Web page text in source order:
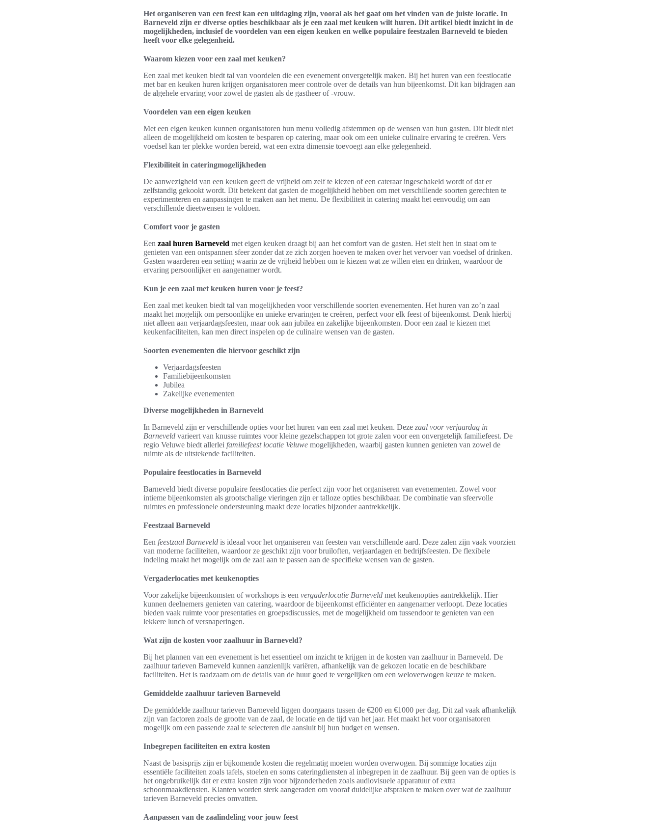
Het organiseren van een feest kan een uitdaging zijn, vooral als het gaat om het vinden van de juiste locatie. In
Barneveld zijn er diverse opties beschikbaar als je een zaal met keuken wilt huren. Dit artikel biedt inzicht in de
mogelijkheden, inclusief de voordelen van een eigen keuken en welke populaire feestzalen Barneveld te bieden
heeft voor elke gelegenheid.
Waarom kiezen voor een zaal met keuken?
Een zaal met keuken biedt tal van voordelen die een evenement onvergetelijk maken. Bij het huren van een feestlocatie
met bar en keuken huren krijgen organisatoren meer controle over de details van hun bijeenkomst. Dit kan bijdragen aan
de algehele ervaring voor zowel de gasten als de gastheer of -vrouw.
Voordelen van een eigen keuken
Met een eigen keuken kunnen organisatoren hun menu volledig afstemmen op de wensen van hun gasten. Dit biedt niet
alleen de mogelijkheid om kosten te besparen op catering, maar ook om een unieke culinaire ervaring te creëren. Vers
voedsel kan ter plekke worden bereid, wat een extra dimensie toevoegt aan elke gelegenheid.
Flexibiliteit in cateringmogelijkheden
De aanwezigheid van een keuken geeft de vrijheid om zelf te kiezen of een cateraar ingeschakeld wordt of dat er
zelfstandig gekookt wordt. Dit betekent dat gasten de mogelijkheid hebben om met verschillende soorten gerechten te
experimenteren en aanpassingen te maken aan het menu. De flexibiliteit in catering maakt het eenvoudig om aan
verschillende dieetwensen te voldoen.
Comfort voor je gasten
Een zaal huren Barneveld met eigen keuken draagt bij aan het comfort van de gasten. Het stelt hen in staat om te
genieten van een ontspannen sfeer zonder dat ze zich zorgen hoeven te maken over het vervoer van voedsel of drinken.
Gasten waarderen een setting waarin ze de vrijheid hebben om te kiezen wat ze willen eten en drinken, waardoor de
ervaring persoonlijker en aangenamer wordt.
Kun je een zaal met keuken huren voor je feest?
Een zaal met keuken biedt tal van mogelijkheden voor verschillende soorten evenementen. Het huren van zo’n zaal
maakt het mogelijk om persoonlijke en unieke ervaringen te creëren, perfect voor elk feest of bijeenkomst. Denk hierbij
niet alleen aan verjaardagsfeesten, maar ook aan jubilea en zakelijke bijeenkomsten. Door een zaal te kiezen met
keukenfaciliteiten, kan men direct inspelen op de culinaire wensen van de gasten.
Soorten evenementen die hiervoor geschikt zijn
Verjaardagsfeesten
Familiebijeenkomsten
Jubilea
Zakelijke evenementen
Diverse mogelijkheden in Barneveld
In Barneveld zijn er verschillende opties voor het huren van een zaal met keuken. Deze zaal voor verjaardag in
Barneveld varieert van knusse ruimtes voor kleine gezelschappen tot grote zalen voor een onvergetelijk familiefeest. De
regio Veluwe biedt allerlei familiefeest locatie Veluwe mogelijkheden, waarbij gasten kunnen genieten van zowel de
ruimte als de uitstekende faciliteiten.
Populaire feestlocaties in Barneveld
Barneveld biedt diverse populaire feestlocaties die perfect zijn voor het organiseren van evenementen. Zowel voor
intieme bijeenkomsten als grootschalige vieringen zijn er talloze opties beschikbaar. De combinatie van sfeervolle
ruimtes en professionele ondersteuning maakt deze locaties bijzonder aantrekkelijk.
Feestzaal Barneveld
Een feestzaal Barneveld is ideaal voor het organiseren van feesten van verschillende aard. Deze zalen zijn vaak voorzien
van moderne faciliteiten, waardoor ze geschikt zijn voor bruiloften, verjaardagen en bedrijfsfeesten. De flexibele
indeling maakt het mogelijk om de zaal aan te passen aan de specifieke wensen van de gasten.
Vergaderlocaties met keukenopties
Voor zakelijke bijeenkomsten of workshops is een vergaderlocatie Barneveld met keukenopties aantrekkelijk. Hier
kunnen deelnemers genieten van catering, waardoor de bijeenkomst efficiënter en aangenamer verloopt. Deze locaties
bieden vaak ruimte voor presentaties en groepsdiscussies, met de mogelijkheid om tussendoor te genieten van een
lekkere lunch of versnaperingen.
Wat zijn de kosten voor zaalhuur in Barneveld?
Bij het plannen van een evenement is het essentieel om inzicht te krijgen in de kosten van zaalhuur in Barneveld. De
zaalhuur tarieven Barneveld kunnen aanzienlijk variëren, afhankelijk van de gekozen locatie en de beschikbare
faciliteiten. Het is raadzaam om de details van de huur goed te vergelijken om een weloverwogen keuze te maken.
Gemiddelde zaalhuur tarieven Barneveld
De gemiddelde zaalhuur tarieven Barneveld liggen doorgaans tussen de €200 en €1000 per dag. Dit zal vaak afhankelijk
zijn van factoren zoals de grootte van de zaal, de locatie en de tijd van het jaar. Het maakt het voor organisatoren
mogelijk om een passende zaal te selecteren die aansluit bij hun budget en wensen.
Inbegrepen faciliteiten en extra kosten
Naast de basisprijs zijn er bijkomende kosten die regelmatig moeten worden overwogen. Bij sommige locaties zijn
essentiële faciliteiten zoals tafels, stoelen en soms cateringdiensten al inbegrepen in de zaalhuur. Bij geen van de opties is
het ongebruikelijk dat er extra kosten zijn voor bijzonderheden zoals audiovisuele apparatuur of extra
schoonmaakdiensten. Klanten worden sterk aangeraden om vooraf duidelijke afspraken te maken over wat de zaalhuur
tarieven Barneveld precies omvatten.
Aanpassen van de zaalindeling voor jouw feest